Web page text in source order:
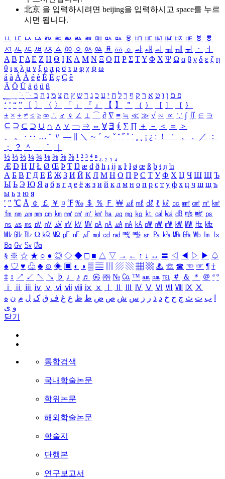
北京 을 입력하시려면 beijing을 입력하시고 space를 누르
시면 됩니다.
ㅥ ㅦ ㅧ ㅨ ㅩ ㅪ ㅫ ㅬ ㅭ ㅮ ㅯ ㅰ ㅱ ㅲ ㅳ ㅴ ㅵ ㅶ ㅷ ㅸ
ㅹ
ㅺ ㅻ ㅼ ㅽ ㅾ ㅿ ㆀ ㆁ ㆂ ㆃ ㆄ ㆅ ㆆ ㆇ ㆈ ㆉ ㆊ ㆋ ㆌ ㆍ
ㆎ
Α Β ΓΔ Ε Ζ Η Θ Ι ΚΛ Μ Ν Ξ Ο Π Ρ Σ ΤΥ Φ Χ Ψ Ω α β γ δ ε ζ η
θ ι κ λ μ ν ξ ο π ρ σ τ υ φ χ ψ ω
á à Á À é è É È ç Ç ê
Ä Ö Ü ä ö ü ß
ִֶֹ ֻּ ׁׂ פ ם ן ו ט א ר ק ף ך ל ח י ע כ ג ד ש ץ ת צ מ נ ה ב
‘ ’ “ ” 〔 〕 〈 〉 「 」 『 』 【 】 ＂ （ ） ［ ］ ｛ ｝
± × ÷ ≠ ≤ ≥ ∞ ∴ ♂ ♀ ∠ ⊥ ⌒ ∂ ∇ ≡ ≒ ≪ ≫ √ ∽ ∝ ∵ ∫ ∬ ∈ ∋
⊆ ⊇ ⊂ ⊃ ∪ ∩ ∧ ∨ ￢ ⇒ ⇔ ∀ ∃ ∮ ∑ ∏ ＋ － ＜ ＝
＞
、
。 · ‥ … ¨ 〃 ― ＼ ∼ ´ ～ ˇ ˘ ˝ ˚ ˙ ¸ ¡ ¿ ː ！ ＇ ， ． ／
：
；
？ ＾ ｀
½ ⅓ ⅔ ¼ ¾ ⅛ ⅜ ⅝ ⅞ ¹ ² ³ ⁴ ⁿ ₁ ₂ ₃ ₄
Æ Ð Ħ Ĳ Ł Ø Œ Þ Ŧ Ŋ æ đ ð ħ ı ĳ ĸ ŀ ł ø œ ß þ ŧ ŋ ŉ
А Б В Г Д Е Ё Ж З И Й К Л М Н О П Р С Т У Ф Х Ц Ч Ш Щ Ъ
Ы Ь Э Ю Я а б в г д е ё ж з и й к л м н о п р с т у ф х ц ч ш щ ъ
ы ь э ю я
′ ″ ℃ Å ￠ ￡ ￥ ¤ ℉ ‰ ＄ ％ Ｆ ￦ ㎕ ㎖ ㎗ ℓ ㎘ ㏄ ㎣ ㎤ ㎥ ㎦
㎙ ㎚ ㎛ ㎜ ㎝ ㎞ ㎟ ㎠ ㎡ ㎢ ㏊ ㎍ ㎎ ㎏ ㏏ ㎈ ㎉ ㏈ ㎧ ㎨ ㎰
㎱ ㎲ ㎳ ㎴ ㎵ ㎶ ㎷ ㎸ ㎹ ㎀ ㎁ ㎂ ㎃ ㎄ ㎺ ㎻ ㎽ ㎾ ㎿ ㎐ ㎑
㎒ ㎓ ㎔ Ω ㏀ ㏁ ㎊ ㎋ ㎌ ㏖ ㏅ ㎭ ㎮ ㎯ ㏛ ㎩ ㎪ ㎫ ㎬ ㏝ ㏐
㏓
㏃ ㏉ ㏜ ㏆
§ ※ ☆ ★ ○ ● ◎ ◇ ◆ □ ■ △ ▽ → ← ↑ ↓ ↔ 〓 ◁ ◀ ▷ ▶ ♤
♠ ♡ ♥ ♧ ♣ ⊙ ◈ ▣ ◐ ◑ ▒ ▤ ▨ ▧ ▦ ▩ ♨ ☏ ☎ ☜ ☞ ¶ †
‡ ↕ ↗ ↙ ↖ ↘ ♭ ♩ ♪ ♬ ㉿ ㈜ № ㏇ ™ ㏂ ㏘ ℡ ＃ ＆ ＊ ＠ ª º
ⅰ
ⅱ ⅲ ⅳ ⅴ ⅵ ⅶ ⅷ ⅸ ⅹ Ⅳ Ⅴ Ⅵ Ⅶ Ⅷ Ⅸ Ⅹ
ب ت ث ج ح خ د ذ ر ز س ش ص ض ط ظ ع غ ف ق ک ل م ن ه
و ی
닫기
통합검색
국내학술논문
학위논문
해외학술논문
학술지
단행본
연구보고서